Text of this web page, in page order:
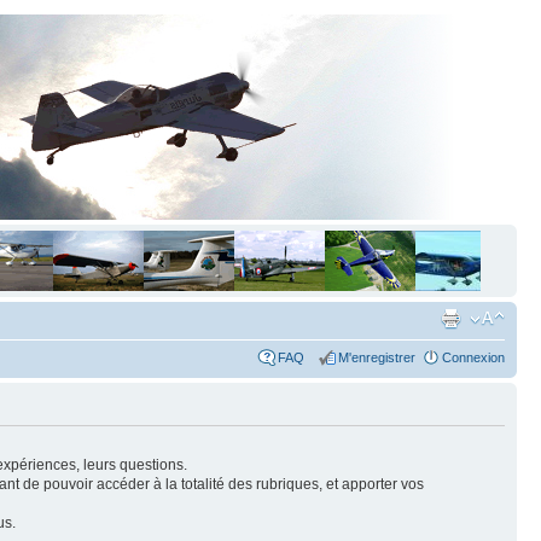
FAQ M'enregistrer Connexion
leurs questions.
de pouvoir accéder à la totalité des rubriques, et apporter vos